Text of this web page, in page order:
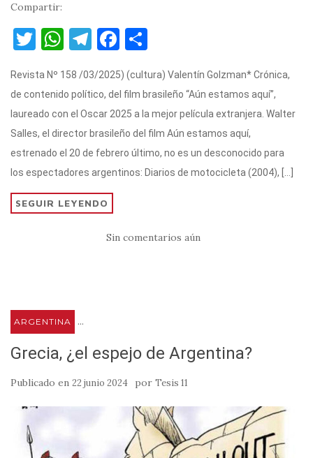
Compartir:
T
it
te
r
W
at
s
A
p
p
T
e
gr
a
m
F
c
e
b
o
o
m
p
ar
ti
r
Revista Nº 158 /03/2025) (cultura) Valentín Golzman* Crónica,
de contenido político, del film brasileño “Aún estamos aquí”,
laureado con el Oscar 2025 a la mejor película extranjera. Walter
Salles, el director brasileño del film Aún estamos aquí,
estrenado el 20 de febrero último, no es un desconocido para
los espectadores argentinos: Diarios de motocicleta (2004), […]
SEGUIR LEYENDO
Sin comentarios aún
ARGENTINA ...
Grecia, ¿el espejo de Argentina?
Publicado en 22 junio 2024 por Tesis 11